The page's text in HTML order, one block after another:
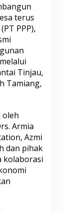
terus
PPP),
Tinjau,
Tamiang,
oleh
Armia
Azmi
dan pihak
kolaborasi